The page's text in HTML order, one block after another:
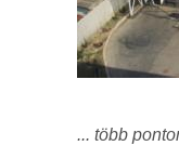
... több